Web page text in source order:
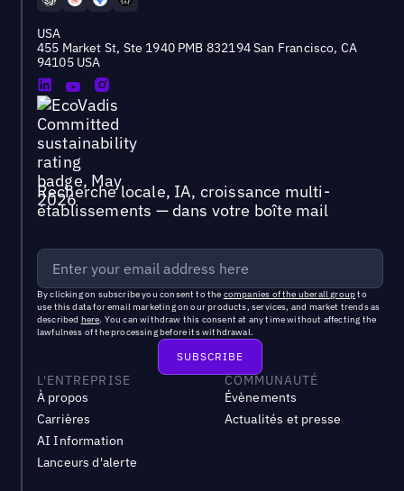
USA
455 Market St, Ste 1940 PMB 832194 San Francisco, CA
94105 USA
Recherche locale, IA, croissance multi-
établissements — dans votre boîte mail
By clicking on subscribe you consent to the companies of the uberall groupto
use this data for email marketing on our products, services, and market trends as
described here. You can withdraw this consent at any time without affecting the
lawfulness of the processing before its withdrawal.
L'ENTREPRISE
À propos
Carrières
AI Information
Lanceurs d'alerte
COMMUNAUTÉ
Évènements
Actualités et presse